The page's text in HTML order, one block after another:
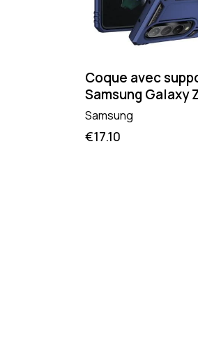
Coque avec
Samsung Galaxy
Samsung
€17.10